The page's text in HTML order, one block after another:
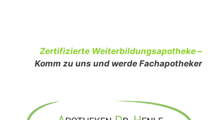
Zertifizierte Weiterbildungsapotheke –
Komm zu uns und werde Fachapotheker